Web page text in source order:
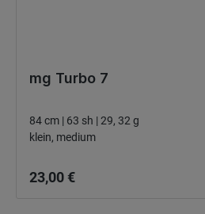
mg Turbo 7
84 cm | 63 sh | 29, 32 g
klein, medium
23,00 €